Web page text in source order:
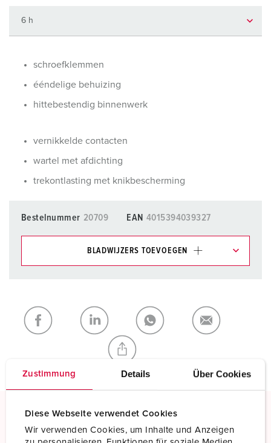
Zustimmung Details Über Cookies
Diese Webseite verwendet Cookies
Wir verwenden Cookies, um Inhalte und Anzeigen
schroefklemmen
ééndelige behuizing
hittebestendig binnenwerk
vernikkelde contacten
wartel met afdichting
trekontlasting met knikbescherming
Bestelnummer 20709 EAN 4015394039327
BLADWIJZERS TOEVOEGEN
Mijn lijst TOEVOEGEN
NIEUW LIJST MAKEN
Schroefklemmen